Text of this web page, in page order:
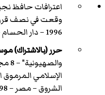
اعترافات حافظ
وقعت في نصف قرن
1996 – دار الحسام – لبنان – مصر.
حرر (بالاشتراك)
الإسلامي المرموق
الشروق – مصر – 1998.